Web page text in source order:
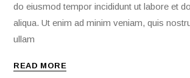
do eiusmod tempor incididunt ut labore et
aliqua. Ut enim ad minim veniam, quis
ullam
READ MORE